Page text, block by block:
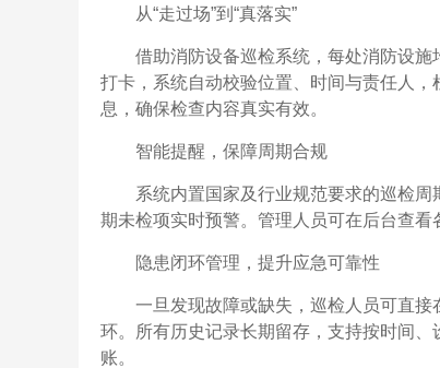
从“走过场”到“真落实”
借助消防设备巡检系统，每处消防设
打卡，系统自动校验位置、时间与责任人
息，确保检查内容真实有效。
智能提醒，保障周期合规
系统内置国家及行业规范要求的巡检
期未检项实时预警。管理人员可在后台查看
隐患闭环管理，提升应急可靠性
一旦发现故障或缺失，巡检人员可直
环。所有历史记录长期留存，支持按时间
账。